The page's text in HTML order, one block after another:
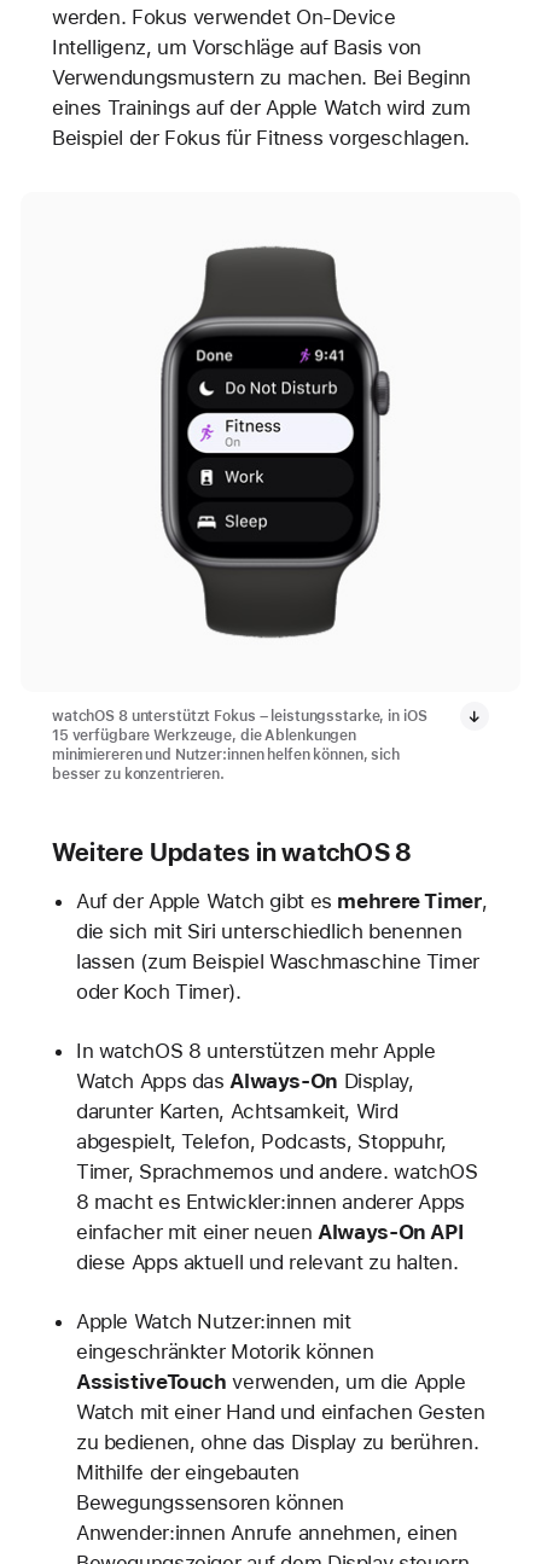
werden. Fokus verwendet On-Device
Intelligenz, um Vorschläge auf Basis von
Verwendungs­mustern zu machen. Bei Beginn
eines Trainings auf der Apple Watch wird zum
Beispiel der Fokus für Fitness vorgeschlagen.
watchOS 8 unterstützt Fokus – leistungsstarke, in iOS
15 verfügbare Werkzeuge, die Ablenkungen
minimiereren und Nutzer:innen helfen können, sich
besser zu konzentrieren.
Weitere Updates in watchOS 8
Auf der Apple Watch gibt es mehrere Timer,
die sich mit Siri unterschiedlich benennen
lassen (zum Beispiel Waschmaschine Timer
oder Koch Timer).
In watchOS 8 unterstützen mehr Apple
Watch Apps dasAlways-On Display,
darunter Karten, Achtsamkeit, Wird
abgespielt, Telefon, Podcasts, Stoppuhr,
Timer, Sprachmemos und andere. watchOS
8 macht es Entwickler:innen anderer Apps
einfacher mit einer neuenAlways-On API
diese Apps aktuell und relevant zu halten.
Apple Watch Nutzer:innen mit
eingeschränkter Motorik können
AssistiveTouch verwenden, um die Apple
Watch mit einer Hand und einfachen Gesten
zu bedienen, ohne das Display zu berühren.
Mithilfe der eingebauten
Bewegungssensoren können
Anwender:innen Anrufe annehmen, einen